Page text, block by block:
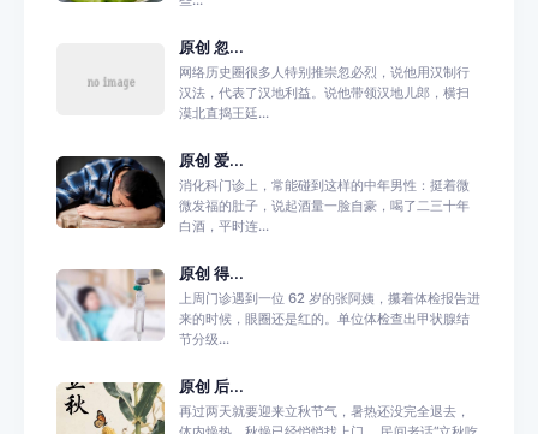
原创 忽...
网络历史圈很多人特别推崇忽必烈，说他用汉制行
汉法，代表了汉地利益。说他带领汉地儿郎，横扫
漠北直捣王廷...
原创 爱...
消化科门诊上，常能碰到这样的中年男性：挺着微
微发福的肚子，说起酒量一脸自豪，喝了二三十年
白酒，平时连...
原创 得...
上周门诊遇到一位 62 岁的张阿姨，攥着体检报告进
来的时候，眼圈还是红的。单位体检查出甲状腺结
节分级...
原创 后...
再过两天就要迎来立秋节气，暑热还没完全退去，